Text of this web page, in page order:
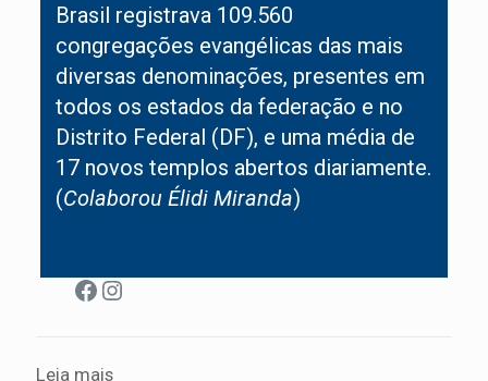
Brasil registrava 109.560
congregações evangélicas das mais
diversas denominações, presentes em
todos os estados da federação e no
Distrito Federal (DF), e uma média de
17 novos templos abertos diariamente.
(Colaborou Élidi Miranda)
Facebook
Instagram
Leia mais